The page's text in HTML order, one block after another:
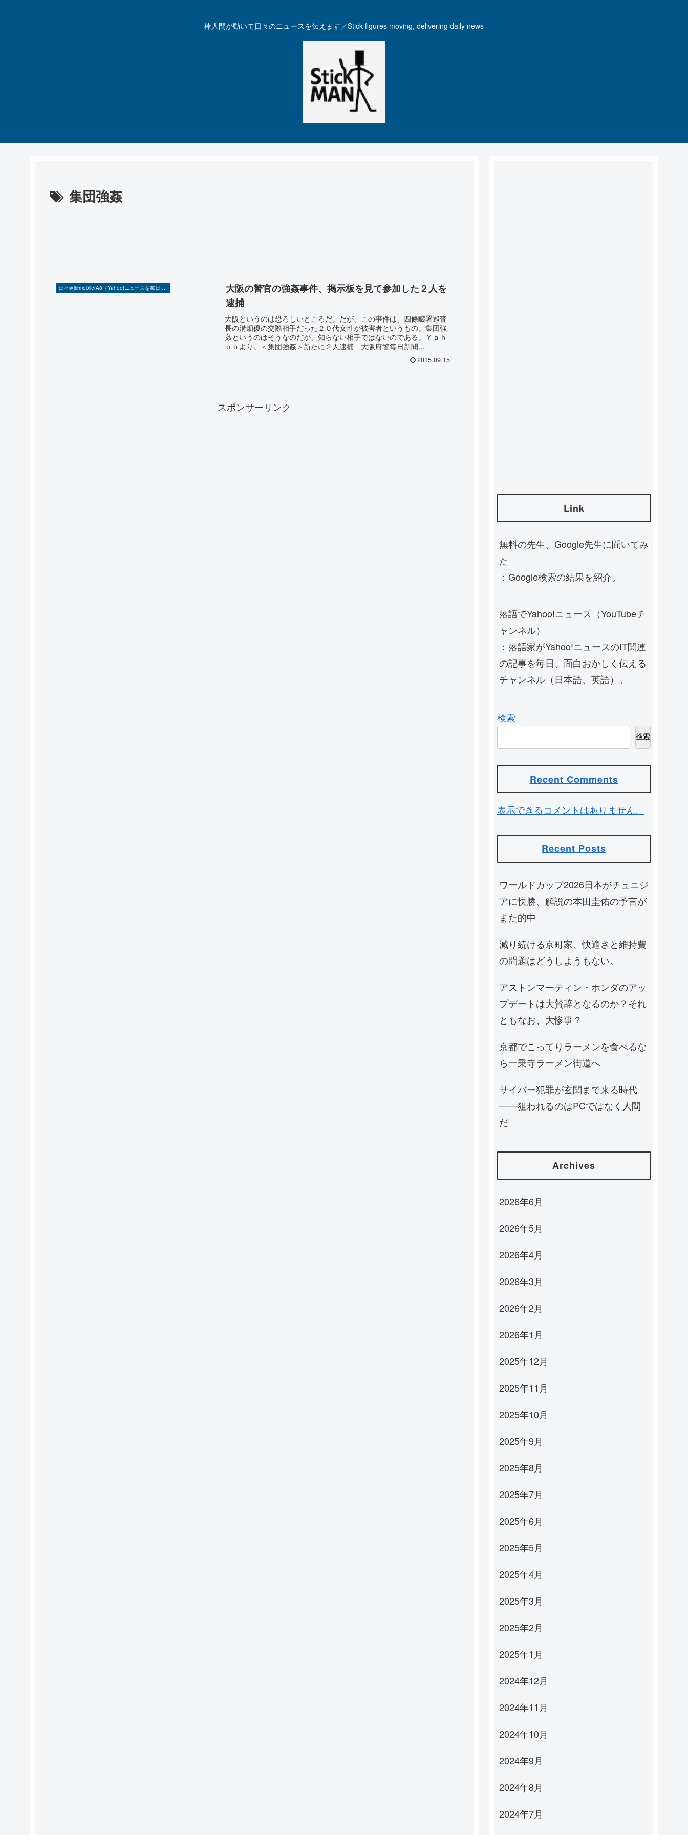
棒人間が動いて日々のニュースを伝えます／Stick figures moving, delivering daily news
集団強姦
日々更新mobilerA8（Yahoo!ニュースを毎日ウォッチ）
大阪の警官の強姦事件、掲示板を見て参加した２人を
逮捕
大阪というのは恐ろしいところだ。だが、この事件は、四條畷署巡査
長の溝畑優の交際相手だった２０代女性が被害者というもの。集団強
姦というのはそうなのだが、知らない相手ではないのである。Ｙａｈ
ｏｏより。＜集団強姦＞新たに２人逮捕 大阪府警毎日新聞...
2015.09.15
スポンサーリンク
Link
無料の先生、Google先生に聞いてみ
た
：Google検索の結果を紹介。
落語でYahoo!ニュース（YouTubeチ
ャンネル）
：落語家がYahoo!ニュースのIT関連
の記事を毎日、面白おかしく伝える
チャンネル（日本語、英語）。
検索
検索
Recent Comments
表示できるコメントはありません。
Recent Posts
ワールドカップ2026日本がチュニジ
アに快勝、解説の本田圭佑の予言が
また的中
減り続ける京町家、快適さと維持費
の問題はどうしようもない。
アストンマーティン・ホンダのアッ
プデートは大賛辞となるのか？それ
ともなお、大惨事？
京都でこってりラーメンを食べるな
ら一乗寺ラーメン街道へ
サイバー犯罪が玄関まで来る時代
——狙われるのはPCではなく人間
だ
Archives
2026年6月
2026年5月
2026年4月
2026年3月
2026年2月
2026年1月
2025年12月
2025年11月
2025年10月
2025年9月
2025年8月
2025年7月
2025年6月
2025年5月
2025年4月
2025年3月
2025年2月
2025年1月
2024年12月
2024年11月
2024年10月
2024年9月
2024年8月
2024年7月